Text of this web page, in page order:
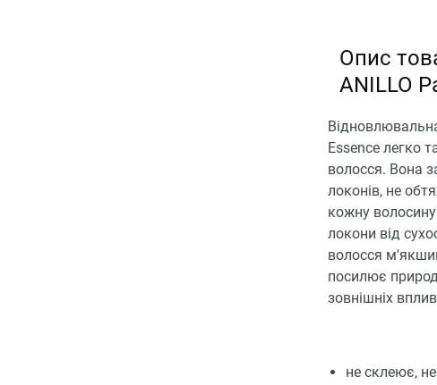
Опис
ANILLO
Essence легко
волосся. Вона
локонів, не
кожну
локони від
волосся
посилює
зовнішніх
не склеює,